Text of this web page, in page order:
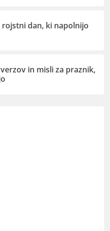
rojstni dan, ki napolnijo
in misli za praznik,